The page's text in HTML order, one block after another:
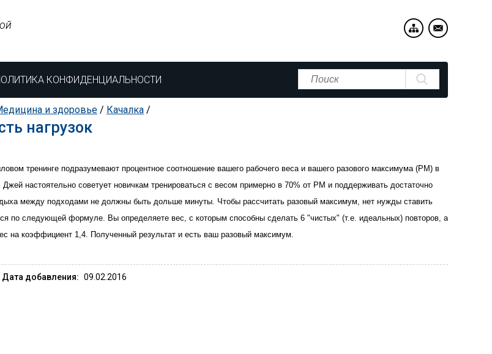
КОНФИДЕНЦИАЛЬНОСТИ
и здоровье / Качалка /
нагрузок
тренинге подразумевают процентное соотношение вашего рабочего веса и вашего разового максимума (РМ) в
Джей настоятельно советует новичкам тренироваться с весом примерно в 70% от РМ и поддерживать достаточно
между подходами не должны быть дольше минуты. Чтобы рассчитать разовый максимум, нет нужды ставить
по следующей формуле. Вы определяете вес, с которым способны сделать 6 "чистых" (т.е. идеальных) повторов, а
на коэффициент 1,4. Полученный результат и есть ваш разовый максимум.
Дата добавления: 09.02.2016